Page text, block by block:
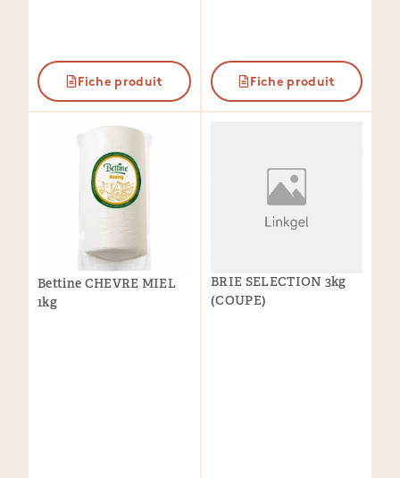
Fiche produit Fiche produit
Bettine CHEVRE MIEL
1kg
BRIE SELECTION 3kg
(COUPE)